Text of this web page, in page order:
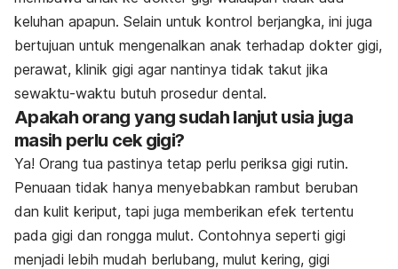
keluhan apapun. Selain untuk kontrol berjangka, ini juga
bertujuan untuk mengenalkan anak terhadap dokter gigi,
perawat, klinik gigi agar nantinya tidak takut jika
sewaktu-waktu butuh prosedur dental.
Apakah orang yang sudah lanjut usia juga
masih perlu cek gigi?
Ya! Orang tua pastinya tetap perlu periksa gigi rutin.
Penuaan tidak hanya menyebabkan rambut beruban
dan kulit keriput, tapi juga memberikan efek tertentu
pada gigi dan rongga mulut. Contohnya seperti gigi
menjadi lebih mudah berlubang, mulut kering, gigi